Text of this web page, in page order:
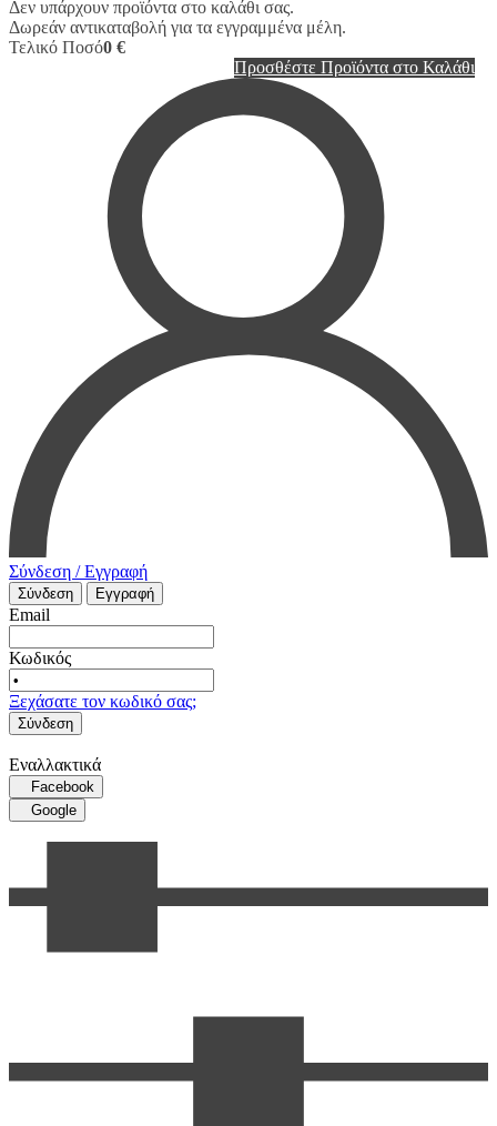
Δεν υπάρχουν προϊόντα στο καλάθι σας.
Δωρεάν αντικαταβολή για τα εγγραμμένα μέλη.
Τελικό Ποσό0 €
Προσθέστε Προϊόντα στο Καλάθι
Σύνδεση / Εγγραφή
Σύνδεση Εγγραφή
Email
Κωδικός
Ξεχάσατε τον κωδικό σας;
Σύνδεση
Εναλλακτικά
Facebook
Google